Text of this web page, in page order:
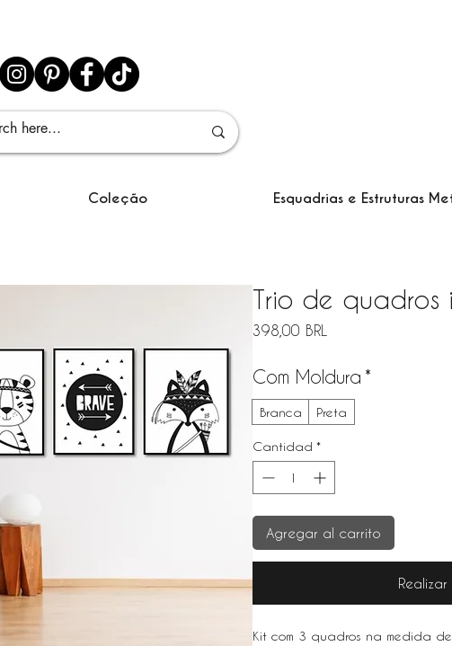
Coleção Esquadrias e Estruturas
Trio de quadros
398,00 BRL
Com Moldura *
Branca Preta
Cantidad *
Agregar al carrito
Kit com 3 quadros na medida